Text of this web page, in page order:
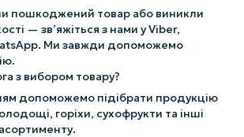
пошкоджений товар або виникли
— зв’яжіться з нами у Viber,
Ми завжди допоможемо
з вибором товару?
допоможемо підібрати продукцію
горіхи, сухофрукти та інші